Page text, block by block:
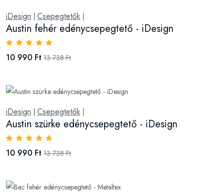
iDesign Csepegtetők
Austin fehér edénycsepegtető - iDesign
10 990 Ft 13 738 Ft
iDesign Csepegtetők
Austin szürke edénycsepegtető - iDesign
10 990 Ft 13 738 Ft